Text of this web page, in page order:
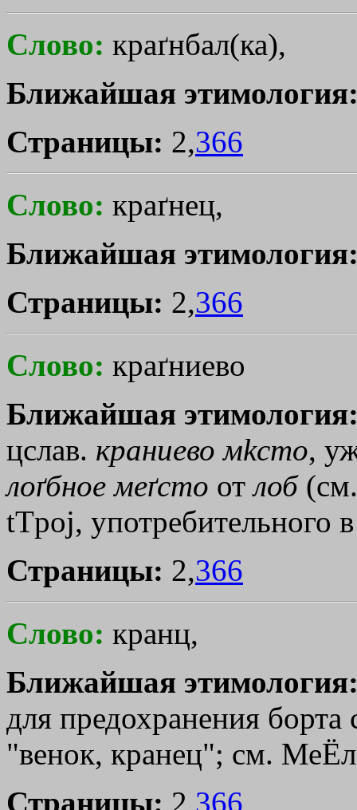
Слово: краґнбал(ка),
Ближайшая
Страницы: 2,366
Слово: краґнец,
Ближайшая
Страницы: 2,366
Слово: краґниево
Ближайшая
цслав. краниево мkсто,
лоґбное меґсто отлоб
tТpoj, употребительного
Страницы: 2,366
Слово: кранц,
Ближайшая
для предохранения
"венок, кранец"; см.
Страницы: 2, 366